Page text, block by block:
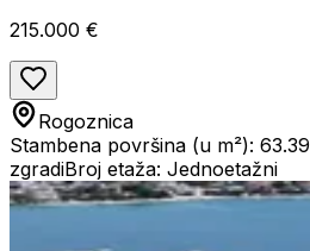
215.000 €
Rogoznica
Stambena površina (u m²): 63.39
zgradiBroj etaža: Jednoetažni